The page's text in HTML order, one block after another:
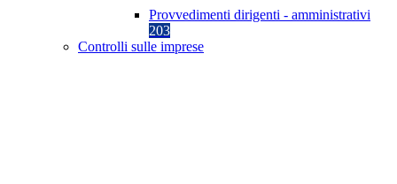
Provvedimenti dirigenti - amministrativi
203
Controlli sulle imprese